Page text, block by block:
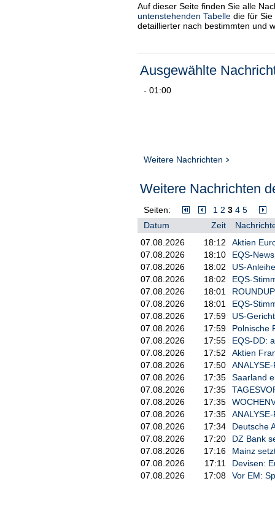
Auf dieser Seite finden Sie alle
untenstehenden Tabelle die für
detaillierter nach bestimmten und
Ausgewählte
- 01:00
Weitere Nachrichten
Weitere Nachrichten
Seiten: 1 2 3 4 5
Datum
Zeit
07.08.2026
18:12
Aktien
07.08.2026
18:10
EQS-
07.08.2026
18:02
US-
07.08.2026
18:02
EQS-
07.08.2026
18:01
07.08.2026
18:01
EQS-
07.08.2026
17:59
US-
07.08.2026
17:59
Polnische
07.08.2026
17:55
EQS-DD:
07.08.2026
17:52
Aktien
07.08.2026
17:50
07.08.2026
17:35
Saarland
07.08.2026
17:35
07.08.2026
17:35
07.08.2026
17:35
07.08.2026
17:34
Deutsche
07.08.2026
17:20
DZ Bank
07.08.2026
17:16
Mainz
07.08.2026
17:11
Devisen:
07.08.2026
17:08 Vor EM: